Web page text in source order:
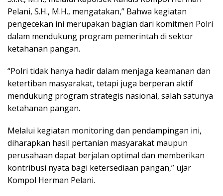
Pelani, S.H., M.H., mengatakan,” Bahwa kegiatan
pengecekan ini merupakan bagian dari komitmen Polri
dalam mendukung program pemerintah di sektor
ketahanan pangan.
“Polri tidak hanya hadir dalam menjaga keamanan dan
ketertiban masyarakat, tetapi juga berperan aktif
mendukung program strategis nasional, salah satunya
ketahanan pangan.
Melalui kegiatan monitoring dan pendampingan ini,
diharapkan hasil pertanian masyarakat maupun
perusahaan dapat berjalan optimal dan memberikan
kontribusi nyata bagi ketersediaan pangan,” ujar
Kompol Herman Pelani.